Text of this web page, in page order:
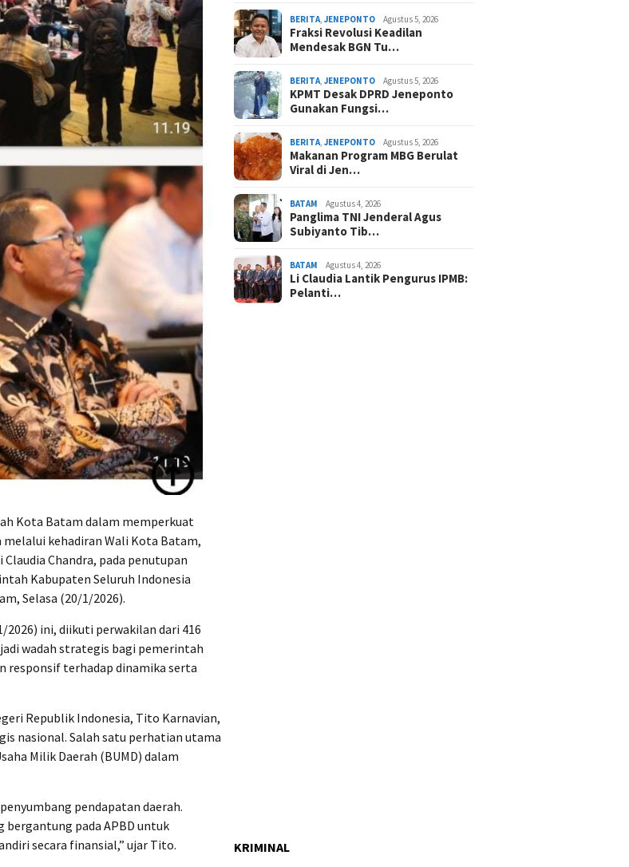
Kota Batam dalam memperkuat
kehadiran Wali Kota Batam,
Chandra, pada penutupan
Kabupaten Seluruh Indonesia
Selasa (20/1/2026).
2026) ini, diikuti perwakilan dari 416
wadah strategis bagi pemerintah
responsif terhadap dinamika serta
Republik Indonesia, Tito Karnavian,
nasional. Salah satu perhatian utama
Milik Daerah (BUMD) dalam
pendapatan daerah.
bergantung pada APBD untuk
secara finansial,” ujar Tito.
BERITA ,JENEPONTO Agustus 5, 2026
Fraksi Revolusi Keadilan
Mendesak BGN Tu…
BERITA ,JENEPONTO Agustus 5, 2026
KPMT Desak DPRD Jeneponto
Gunakan Fungsi…
BERITA ,JENEPONTO Agustus 5, 2026
Makanan Program MBG Berulat
Viral di Jen…
BATAM Agustus 4, 2026
Panglima TNI Jenderal Agus
Subiyanto Tib…
BATAM Agustus 4, 2026
Li Claudia Lantik Pengurus IPMB:
Pelanti…
KRIMINAL